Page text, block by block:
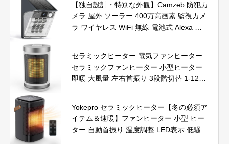
【独自設計・特別な外観】Camzeb 防犯カ
メラ 屋外 ソーラー 400万高画素 監視カメ
ラ ワイヤレス WiFi 無線 電池式 Alexa 赤
録画 IP66防水 遠隔操作
セラミックヒーター 電気ファンヒーター
セラミックファンヒーター 小型ヒーター
即暖 大風量 左右首振り 3段階切替 1-12時
SE認証済 暖房器具
Yokepro セラミックヒーター【冬の必須ア
イテム＆速暖】ファンヒーター 小型 ヒー
ター 自動首振り 温度調整 LED表示 低騒音